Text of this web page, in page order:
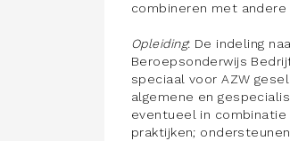
combineren met andere
Opleiding: De indeling
Beroepsonderwijs
speciaal voor AZW
algemene en
eventueel in
praktijken;